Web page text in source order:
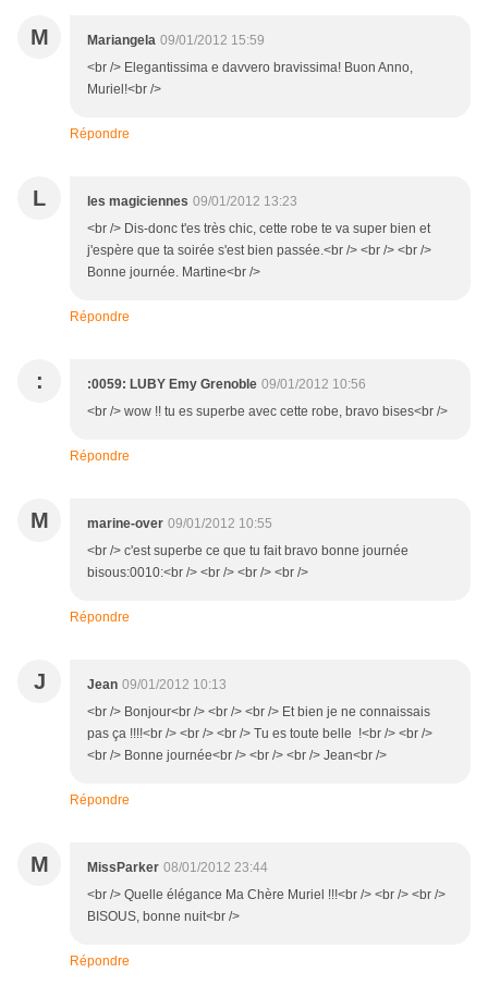
M Mariangela 09/01/2012 15:59
<br /> Elegantissima e davvero bravissima! Buon Anno,
Muriel!<br />
Répondre
L les magiciennes 09/01/2012 13:23
<br /> Dis-donc t'es très chic, cette robe te va super bien et
j'espère que ta soirée s'est bien passée.<br /> <br /> <br />
Bonne journée. Martine<br />
Répondre
: :0059: LUBY Emy Grenoble 09/01/2012 10:56
<br /> wow !! tu es superbe avec cette robe, bravo bises<br />
Répondre
M marine-over 09/01/2012 10:55
<br /> c'est superbe ce que tu fait bravo bonne journée
bisous:0010:<br /> <br /> <br /> <br />
Répondre
J Jean 09/01/2012 10:13
<br /> Bonjour<br /> <br /> <br /> Et bien je ne connaissais
pas ça !!!!<br /> <br /> <br /> Tu es toute belle !<br /> <br />
<br /> Bonne journée<br /> <br /> <br /> Jean<br />
Répondre
M MissParker 08/01/2012 23:44
<br /> Quelle élégance Ma Chère Muriel !!!<br /> <br /> <br />
BISOUS, bonne nuit<br />
Répondre